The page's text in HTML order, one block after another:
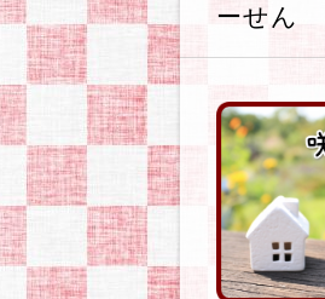
ーせん